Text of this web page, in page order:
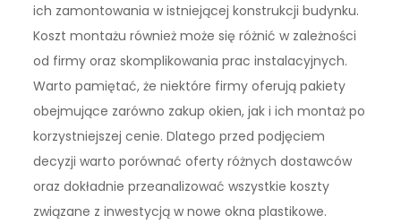
ich zamontowania w istniejącej konstrukcji budynku.
Koszt montażu również może się różnić w zależności
od firmy oraz skomplikowania prac instalacyjnych.
Warto pamiętać, że niektóre firmy oferują pakiety
obejmujące zarówno zakup okien, jak i ich montaż po
korzystniejszej cenie. Dlatego przed podjęciem
decyzji warto porównać oferty różnych dostawców
oraz dokładnie przeanalizować wszystkie koszty
związane z inwestycją w nowe okna plastikowe.